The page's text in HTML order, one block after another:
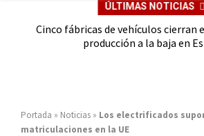
ÚLTIMAS NOTICIAS
Cinco fábricas de vehículos cierran
producción a la baja en
Portada » Noticias » Los electrificados
matriculaciones en la UE